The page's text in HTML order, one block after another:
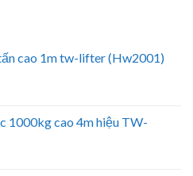
cao 1m tw-lifter (Hw2001)
1000kg cao 4m hiệu TW-